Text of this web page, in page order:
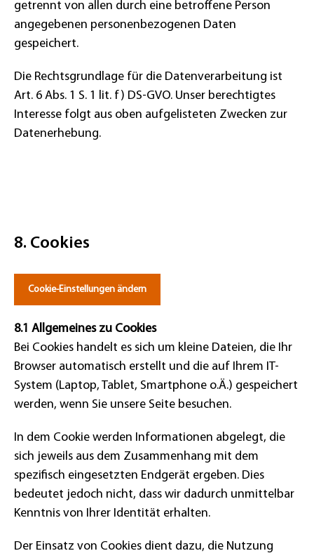
getrennt von allen durch eine betroffene Person
angegebenen personenbezogenen Daten
gespeichert.
Die Rechtsgrundlage für die Datenverarbeitung ist
Art. 6 Abs. 1 S. 1 lit. f) DS-GVO. Unser berechtigtes
Interesse folgt aus oben aufgelisteten Zwecken zur
Datenerhebung.
8. Cookies
Cookie-Einstellungen ändern
8.1 Allgemeines zu Cookies
Bei Cookies handelt es sich um kleine Dateien, die Ihr
Browser automatisch erstellt und die auf Ihrem IT-
System (Laptop, Tablet, Smartphone o.Ä.) gespeichert
werden, wenn Sie unsere Seite besuchen.
In dem Cookie werden Informationen abgelegt, die
sich jeweils aus dem Zusammenhang mit dem
spezifisch eingesetzten Endgerät ergeben. Dies
bedeutet jedoch nicht, dass wir dadurch unmittelbar
Kenntnis von Ihrer Identität erhalten.
Der Einsatz von Cookies dient dazu, die Nutzung